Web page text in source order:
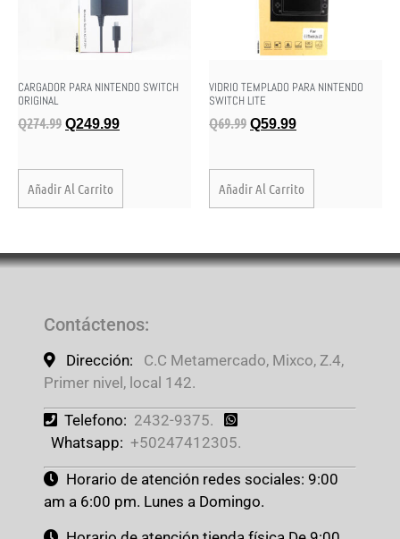
CARGADOR PARA NINTENDO SWITCH
ORIGINAL
Q274.99 Q249.99
Añadir Al Carrito
VIDRIO TEMPLADO PARA NINTENDO
SWITCH LITE
Q69.99 Q59.99
Añadir Al Carrito
Contáctenos:
Dirección:
C.C Metamercado, Mixco, Z.4,
Primer nivel, local 142.
Telefono: 2432-9375.
Whatsapp: +50247412305.
Horario de atención redes sociales: 9:00
am a 6:00 pm. Lunes a Domingo.